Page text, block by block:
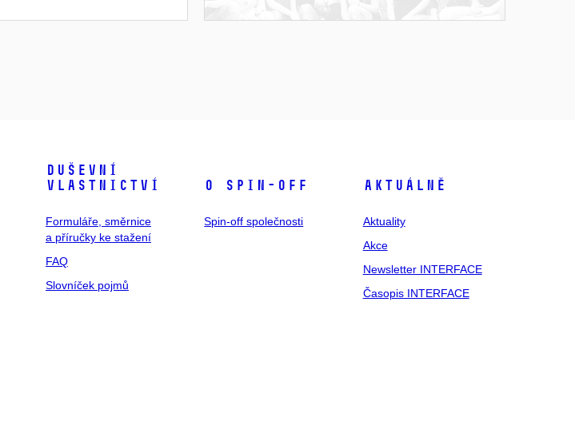
Duševní
vlastnictví
Formuláře, směrnice
a příručky ke stažení
FAQ
Slovníček pojmů
O spin-off
Spin-off společnosti
Aktuálně
Aktuality
Akce
Newsletter INTERFACE
Časopis INTERFACE